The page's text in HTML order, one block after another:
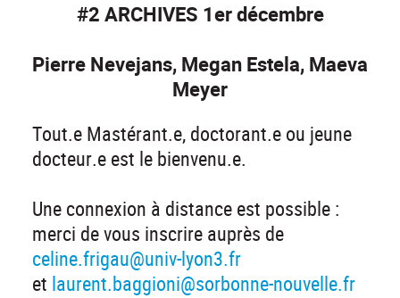
#2 ARCHIVES 1er décembre
Pierre Nevejans, Megan Estela, Maeva
Meyer
Tout.e Mastérant.e, doctorant.e ou jeune
docteur.e est le bienvenu.e.
Une connexion à distance est possible :
merci de vous inscrire auprès de
celine.frigau@univ-lyon3.fr
et laurent.baggioni@sorbonne-nouvelle.fr